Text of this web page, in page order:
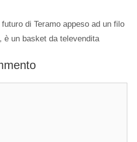
di Teramo appeso ad un filo
è un basket da televendita